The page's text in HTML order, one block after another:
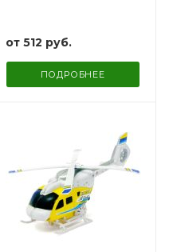
от 512 руб.
ПОДРОБНЕЕ